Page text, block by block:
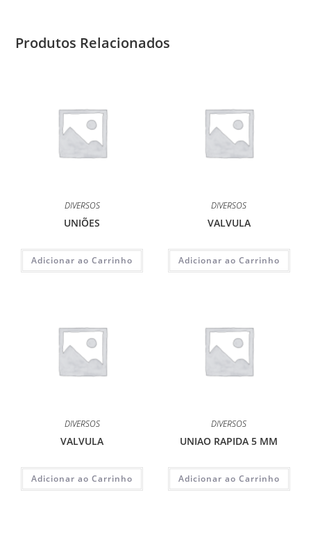
Produtos Relacionados
DIVERSOS
UNIÕES
Adicionar ao Carrinho
DIVERSOS
VALVULA
Adicionar ao Carrinho
DIVERSOS
VALVULA
Adicionar ao Carrinho
DIVERSOS
UNIAO RAPIDA 5 MM
Adicionar ao Carrinho